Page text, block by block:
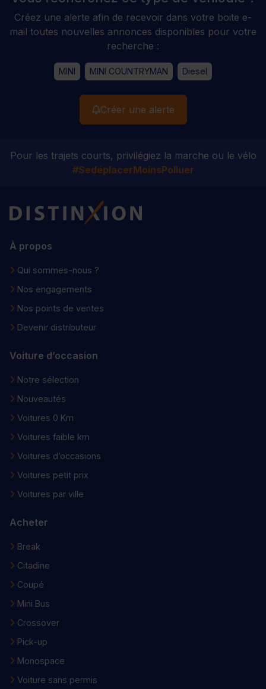
Créez une alerte afin de recevoir dans votre boite e-
mail toutes nouvelles annonces disponibles pour votre
recherche :
MINI MINI COUNTRYMAN Diesel
Créer une alerte
Pour les trajets courts, privilégiez la marche ou le vélo
#SedéplacerMoinsPolluer
Distinxion
À propos
Qui sommes-nous ?
Nos engagements
Nos points de ventes
Devenir distributeur
Voiture d’occasion
Notre sélection
Nouveautés
Voitures 0 Km
Voitures faible km
Voitures d’occasions
Voitures petit prix
Voitures par ville
Acheter
Break
Citadine
Coupé
Mini Bus
Crossover
Pick-up
Monospace
Voiture sans permis